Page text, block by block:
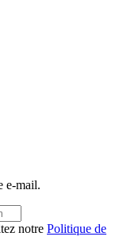
e-mail.
notre Politique de